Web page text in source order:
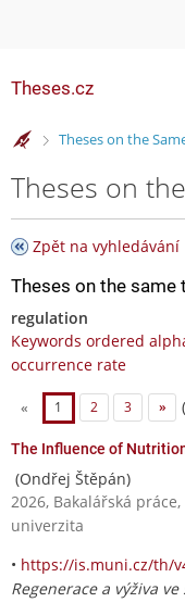
Theses.cz
>
Theses on the
Theses on
Zpět na vyhledávání
Theses on the
regulation
Keywords ordered
occurrence rate
« 1 2 3 »
The Influence of
(Ondřej Štěpán)
2026, Bakalářská
univerzita
• https://is.muni.cz/th/
Regenerace a výživa